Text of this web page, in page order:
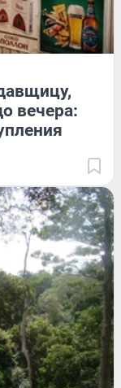
вечера: